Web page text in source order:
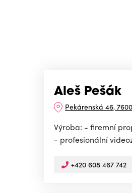
Aleš Pešák
Pekárenská 46,
Výroba: - firemní
- profesionální
+420 608 467 742